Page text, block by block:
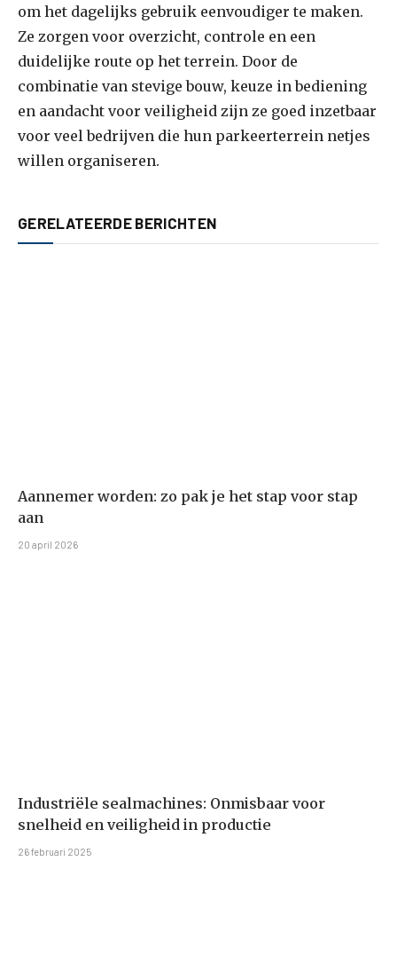
om het dagelijks gebruik eenvoudiger te maken.
Ze zorgen voor overzicht, controle en een
duidelijke route op het terrein. Door de
combinatie van stevige bouw, keuze in bediening
en aandacht voor veiligheid zijn ze goed inzetbaar
voor veel bedrijven die hun parkeerterrein netjes
willen organiseren.
GERELATEERDE BERICHTEN
Aannemer worden: zo pak je het stap voor stap
aan
20 april 2026
Industriële sealmachines: Onmisbaar voor
snelheid en veiligheid in productie
26 februari 2025